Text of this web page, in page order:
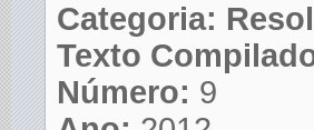
Categoria:
Texto
Número: 9